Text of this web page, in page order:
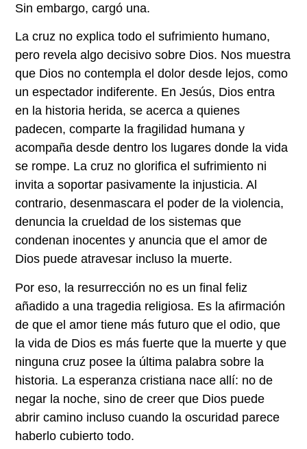
Sin embargo, cargó una.
La cruz no explica todo el sufrimiento humano,
pero revela algo decisivo sobre Dios. Nos muestra
que Dios no contempla el dolor desde lejos, como
un espectador indiferente. En Jesús, Dios entra
en la historia herida, se acerca a quienes
padecen, comparte la fragilidad humana y
acompaña desde dentro los lugares donde la vida
se rompe. La cruz no glorifica el sufrimiento ni
invita a soportar pasivamente la injusticia. Al
contrario, desenmascara el poder de la violencia,
denuncia la crueldad de los sistemas que
condenan inocentes y anuncia que el amor de
Dios puede atravesar incluso la muerte.
Por eso, la resurrección no es un final feliz
añadido a una tragedia religiosa. Es la afirmación
de que el amor tiene más futuro que el odio, que
la vida de Dios es más fuerte que la muerte y que
ninguna cruz posee la última palabra sobre la
historia. La esperanza cristiana nace allí: no de
negar la noche, sino de creer que Dios puede
abrir camino incluso cuando la oscuridad parece
haberlo cubierto todo.